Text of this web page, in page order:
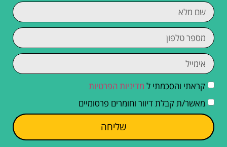
קראתי והסכמתי ל מדיניות הפרטיות
מאשר/ת קבלת דיוור וחומרים פרסומיים
שליחה